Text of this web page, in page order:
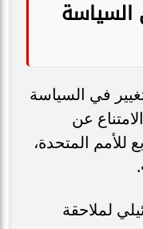
في السياسة
عن
للأمم المتحدة،
لملاحقة